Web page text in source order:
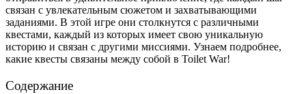
связан с увлекательным сюжетом и захватывающими
заданиями. В этой игре они столкнутся с различными
квестами, каждый из которых имеет свою уникальную
историю и связан с другими миссиями. Узнаем подробнее,
какие квесты связаны между собой в Toilet War!
Содержание